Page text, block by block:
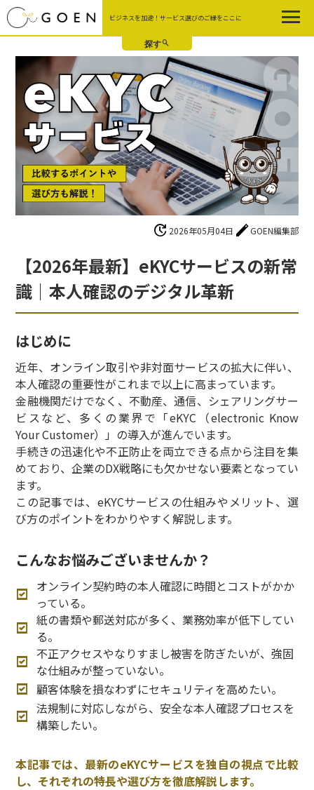
Skip
to
the
content
ビジネスを加速！サービス選びのご縁をここに
update 2026年05月04日 editGOEN編集部
【2026年最新】eKYCサービスの新常
識｜本人確認のデジタル革新
はじめに
近年、オンライン取引や非対面サービスの拡大に伴い、
本人確認の重要性がこれまで以上に高まっています。
金融機関だけでなく、不動産、通信、シェアリングサー
ビスなど、多くの業界で「eKYC（electronic Know
Your Customer）」の導入が進んでいます。
手続きの迅速化や不正防止を両立できる点から注目を集
めており、企業のDX戦略にも欠かせない要素となってい
ます。
この記事では、eKYCサービスの仕組みやメリット、選
び方のポイントをわかりやすく解説します。
こんなお悩みございませんか？
オンライン契約時の本人確認に時間とコストがかか
っている。
紙の書類や郵送対応が多く、業務効率が低下してい
る。
不正アクセスやなりすまし被害を防ぎたいが、強固
な仕組みが整っていない。
顧客体験を損なわずにセキュリティを高めたい。
法規制に対応しながら、安全な本人確認プロセスを
構築したい。
本記事では、最新のeKYCサービスを独自の視点で比較
し、それぞれの特長や選び方を徹底解説します。